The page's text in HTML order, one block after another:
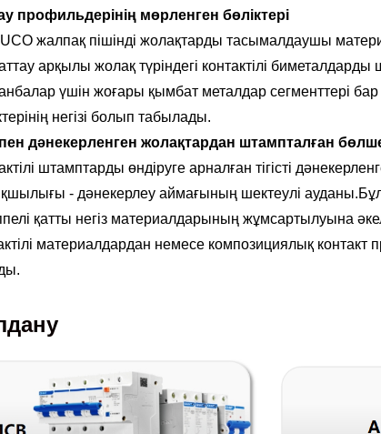
профильдерінің мөрленген бөліктері
жалпақ пішінді жолақтарды тасымалдаушы
арқылы жолақ түріндегі контактілі
үшін жоғары қымбат металдар сегменттері
негізі болып табылады.
дәнекерленген жолақтардан штампталған
штамптарды өндіруге арналған тігісті
- дәнекерлеу аймағының шектеулі ауданы.Бұл
қатты негіз материалдарының жұмсартылуына
материалдардан немесе композициялық